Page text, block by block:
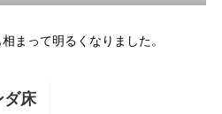
まって明るくなりました。
ダ床